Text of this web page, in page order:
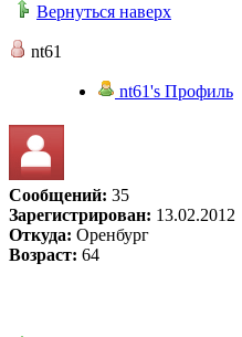
Вернуться наверх
nt61
nt61's Профиль
Сообщений: 35
Зарегистрирован: 13.02.2012
Откуда: Оренбург
Возраст: 64